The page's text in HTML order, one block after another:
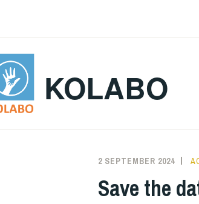
KOLABO
2 SEPTEMBER 2024
Save the